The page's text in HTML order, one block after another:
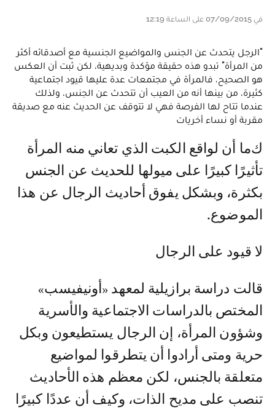
في 07/09/2015 على الساعة 12:19
"الرجل يتحدث عن الجنس والمواضيع الجنسية مع أصدقائه أكثر
من المرأة" تبدو هذه حقيقة مؤكدة وبديهية، لكن ثبت أن العكس
هو الصحيح، فالمرأة في مجتمعات عدة عليها قيود اجتماعية
كثيرة، من بينها أنه من العيب أن تتحدث عن الجنس، ولذلك
عندما تتاح لها الفرصة فهي لا تتوقف عن الحديث عنه مع صديقة
مقربة أو نساء أخريات
كما أن لواقع الكبت الذي تعاني منه المرأة
تأثيرًا كبيرًا على ميولها للحديث عن الجنس
بكثرة، وبشكل يفوق أحاديث الرجال عن هذا
الموضوع.
لا قيود على الرجال
قالت دراسة برازيلية لمعهد «أونيفيسب»
المختص بالدراسات الاجتماعية والأسرية
وشؤون المرأة، إن الرجال يستطيعون وبكل
حرية ومتى أرادوا أن يتطرقوا لمواضيع
متعلقة بالجنس، لكن معظم هذه الأحاديث
تنصب على مديح الذات، وكيف أن عددًا كبيرًا